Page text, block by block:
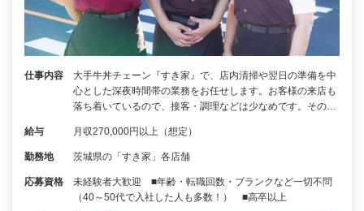
仕事内容
大手牛丼チェーン『すき家』で、店内清掃や翌日の準備を中
心とした深夜時間帯の業務をお任せします。お客様の来店も
落ち着いているので、接客・調理などは少なめです。その…
給与 月収270,000円以上（想定）
勤務地 茨城県の「すき家」各店舗
応募資格
未経験者大歓迎 ■年齢・転職回数・ブランクなど一切不問
（40～50代で入社した人も多数！） ■高卒以上